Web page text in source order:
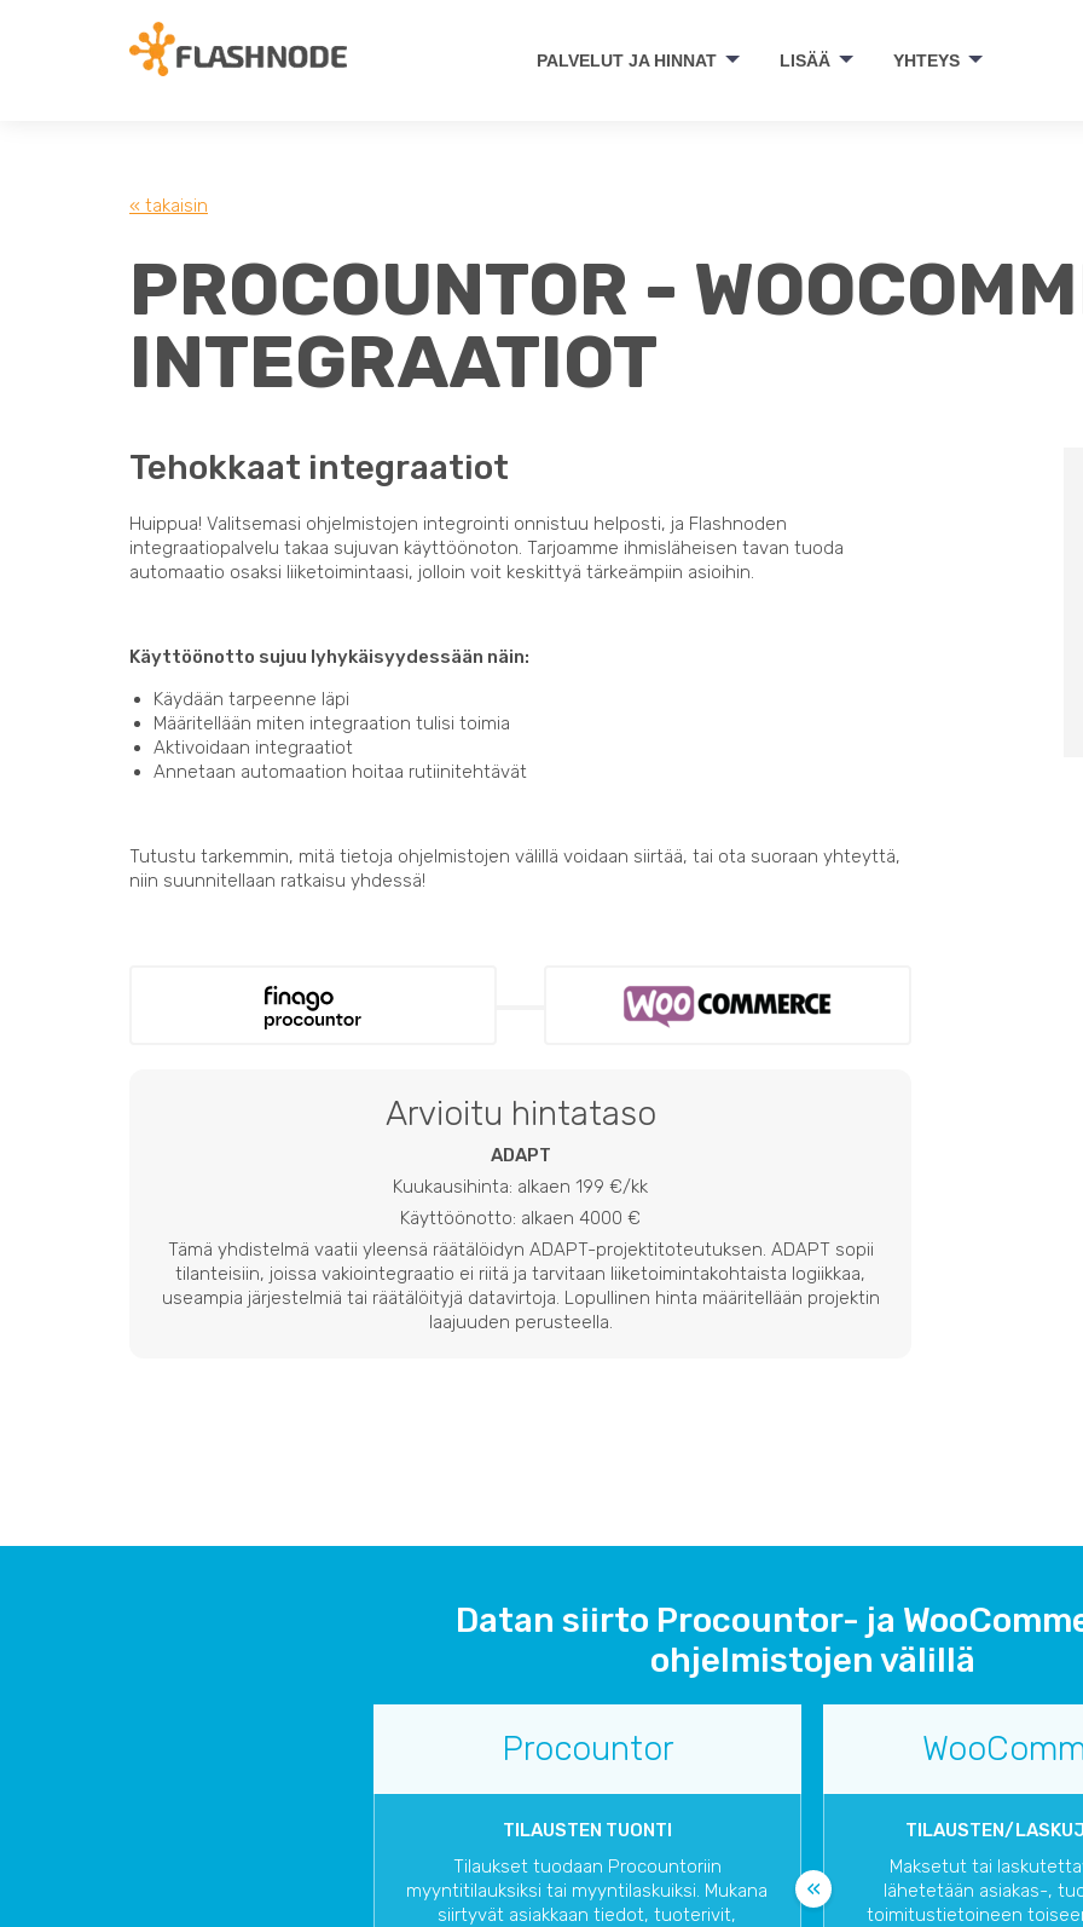
PALVELUT JA HINNAT LISÄÄ YHTEYS
« takaisin
PROCOUNTOR -
INTEGRAATIOT
Tehokkaat integraatiot
Huippua! Valitsemasi ohjelmistojen integrointi onnistuu helposti, ja Flashnoden
integraatiopalvelu takaa sujuvan käyttöönoton. Tarjoamme ihmisläheisen tavan tuoda
automaatio osaksi liiketoimintaasi, jolloin voit keskittyä tärkeämpiin asioihin.
Käyttöönotto sujuu lyhykäisyydessään näin:
Käydään tarpeenne läpi
Määritellään miten integraation tulisi toimia
Aktivoidaan integraatiot
Annetaan automaation hoitaa rutiinitehtävät
Tutustu tarkemmin, mitä tietoja ohjelmistojen välillä voidaan siirtää, tai ota suoraan yhteyttä,
niin suunnitellaan ratkaisu yhdessä!
Arvioitu hintataso
ADAPT
Kuukausihinta: alkaen 199 €/kk
Käyttöönotto: alkaen 4000 €
Tämä yhdistelmä vaatii yleensä räätälöidyn ADAPT-projektitoteutuksen. ADAPT sopii
tilanteisiin, joissa vakiointegraatio ei riitä ja tarvitaan liiketoimintakohtaista logiikkaa,
useampia järjestelmiä tai räätälöityjä datavirtoja. Lopullinen hinta määritellään projektin
laajuuden perusteella.
Datan siirto Procountor- ja
ohjelmistojen välillä
Procountor
TILAUSTEN TUONTI
Tilaukset tuodaan Procountoriin
myyntitilauksiksi tai myyntilaskuiksi. Mukana
siirtyvät asiakkaan tiedot, tuoterivit,
TILAUSTEN/
Maksetut tai
lähetetään asiakas-,
toimitustietoineen